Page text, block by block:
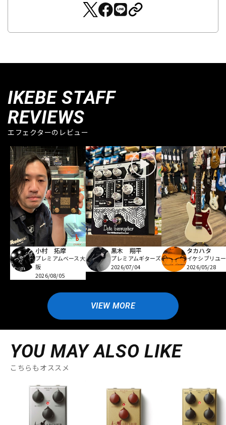
IKEBE STAFF
REVIEWS
エフェクターのレビュー
小村 拓摩
プレミアムベース大
阪
2026/08/05
黒木 翔平
プレミアムギターズ
2026/07/04
タカハタ
イケシブリユ
2026/05/28
VIEW MORE
YOU MAY ALSO LIKE
こちらもオススメ